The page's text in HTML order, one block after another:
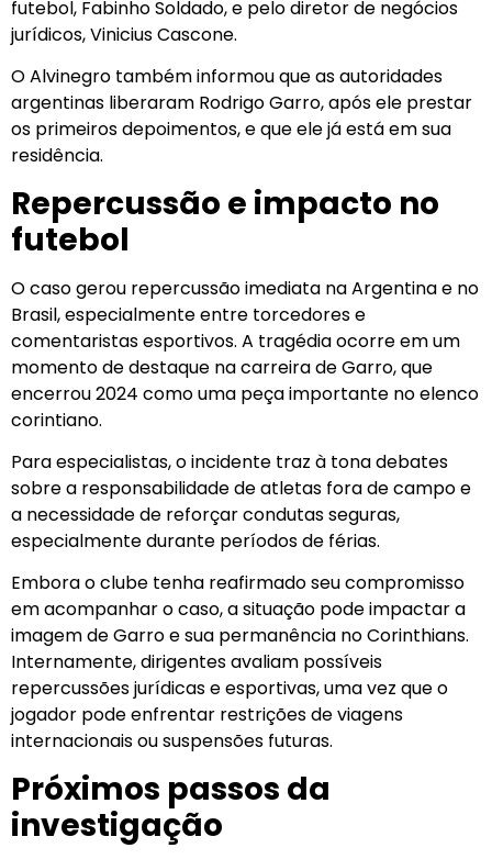
futebol, Fabinho Soldado, e pelo diretor de negócios
jurídicos, Vinicius Cascone.
O Alvinegro também informou que as autoridades
argentinas liberaram Rodrigo Garro, após ele prestar
os primeiros depoimentos, e que ele já está em sua
residência.
Repercussão e impacto no
futebol
O caso gerou repercussão imediata na Argentina e no
Brasil, especialmente entre torcedores e
comentaristas esportivos. A tragédia ocorre em um
momento de destaque na carreira de Garro, que
encerrou 2024 como uma peça importante no elenco
corintiano.
Para especialistas, o incidente traz à tona debates
sobre a responsabilidade de atletas fora de campo e
a necessidade de reforçar condutas seguras,
especialmente durante períodos de férias.
Embora o clube tenha reafirmado seu compromisso
em acompanhar o caso, a situação pode impactar a
imagem de Garro e sua permanência no Corinthians.
Internamente, dirigentes avaliam possíveis
repercussões jurídicas e esportivas, uma vez que o
jogador pode enfrentar restrições de viagens
internacionais ou suspensões futuras.
Próximos passos da
investigação